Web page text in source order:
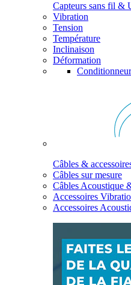
Capteurs sans fil &
Vibration
Tension
Température
Inclinaison
Déformation
Câbles &
Câbles sur mesure
Câbles Acoustique
Accessoires
Accessoires